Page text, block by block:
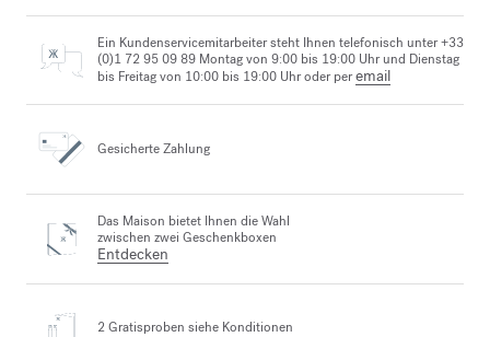
Ein Kundenservicemitarbeiter steht Ihnen telefonisch unter +33
(0)1 72 95 09 89 Montag von 9:00 bis 19:00 Uhr und Dienstag
bis Freitag von 10:00 bis 19:00 Uhr oder peremail
Gesicherte Zahlung
Das Maison bietet Ihnen die Wahl
zwischen zwei Geschenkboxen
Entdecken
2 Gratisproben siehe Konditionen